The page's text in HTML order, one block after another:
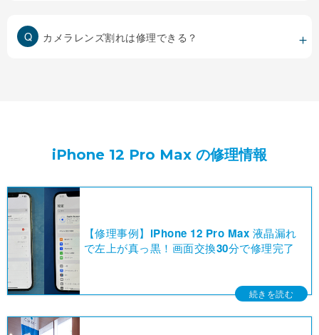
カメラレンズ割れは修理できる？
iPhone 12 Pro Max の修理情報
【修理事例】iPhone 12 Pro Max 液晶漏れ
で左上が真っ黒！画面交換30分で修理完了